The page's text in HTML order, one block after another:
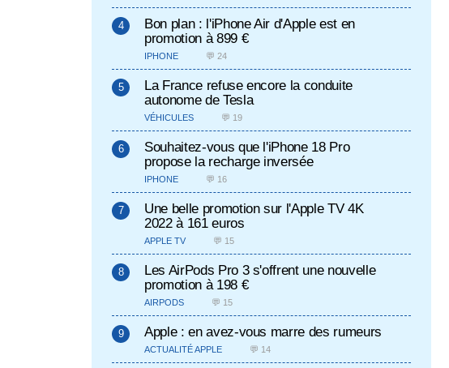
Bon plan : l'iPhone Air d'Apple est en
promotion à 899 €
IPHONE 💬 24
La France refuse encore la conduite
autonome de Tesla
VÉHICULES 💬 19
Souhaitez-vous que l'iPhone 18 Pro
propose la recharge inversée
IPHONE 💬 16
Une belle promotion sur l'Apple TV 4K
2022 à 161 euros
APPLE TV 💬 15
Les AirPods Pro 3 s'offrent une nouvelle
promotion à 198 €
AIRPODS 💬 15
Apple : en avez-vous marre des rumeurs
ACTUALITÉ APPLE 💬 14